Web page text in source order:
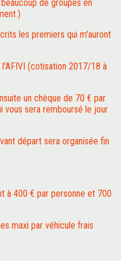
de groupes en
les premiers qui m'auront
(cotisation 2017/18 à
un chèque de 70 € par
vous sera remboursé le jour
départ sera organisée fin
à 400 € par personne et 700
maxi par véhicule frais